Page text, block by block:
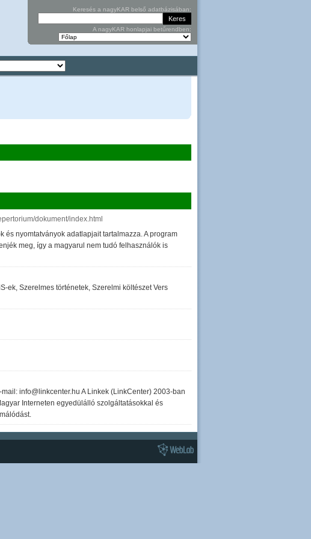
Keresés a nagyKAR belső adatbázisában:
A nagyKAR honlapjai betűrendben:
dokument/index.html
és nyomtatványok adatlapjait tartalmazza. A program
meg, így a magyarul nem tudó felhasználók is
ek, Szerelmes történetek, Szerelmi költészet Vers
info@linkcenter.hu A Linkek (LinkCenter) 2003-ban
Interneten egyedülálló szolgáltatásokkal és